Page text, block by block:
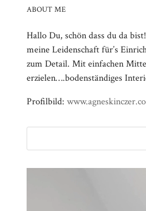
ABOUT ME
Hallo Du, schön dass du da
meine Leidenschaft für’s
zum Detail. Mit einfachen
erzielen….bodenständiges
Profilbild: